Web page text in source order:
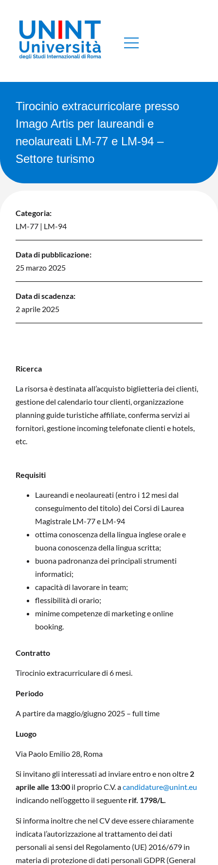
Tirocinio extracurricolare presso
Imago Artis per laureandi e
neolaureati LM-77 e LM-94 –
Settore turismo
Categoria:
LM-77 | LM-94
Data di pubblicazione:
25 marzo 2025
Data di scadenza:
2 aprile 2025
Ricerca
La risorsa è destinata all’acquisto biglietteria dei clienti,
gestione del calendario tour clienti, organizzazione
planning guide turistiche affiliate, conferma servizi ai
fornitori, gestione incoming telefonate clienti e hotels,
etc.
Requisiti
Laureandi e neolaureati (entro i 12 mesi dal
conseguimento del titolo) dei Corsi di Laurea
Magistrale LM-77 e LM-94
ottima conoscenza della lingua inglese orale e
buona conoscenza della lingua scritta;
buona padronanza dei principali strumenti
informatici;
capacità di lavorare in team;
flessibilità di orario;
minime competenze di marketing e online
booking.
Contratto
Tirocinio extracurriculare di 6 mesi.
Periodo
A partire da maggio/giugno 2025 – full time
Luogo
Via Paolo Emilio 28, Roma
Si invitano gli interessati ad inviare entro e non oltre 2
aprile alle 13:00 il proprio C.V. acandidature@unint.eu
indicando nell’oggetto il seguente rif. 1798/L.
Si informa inoltre che nel CV deve essere chiaramente
indicata l’autorizzazione al trattamento dei dati
personali ai sensi del Regolamento (UE) 2016/679 in
materia di protezione di dati personali GDPR (General